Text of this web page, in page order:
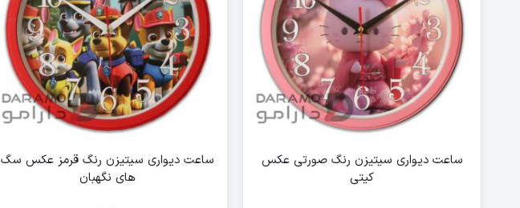
ساعت دیواری سیتیزن رنگ صورتی عکس
کیتی
ساعت دیواری سیتیزن رنگ قرمز عکس سگ
های نگهبان